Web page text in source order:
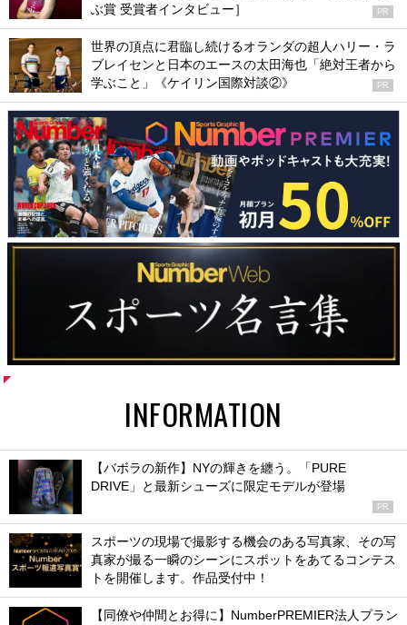
ぶ賞 受賞者インタビュー］
PR
世界の頂点に君臨し続けるオランダの超人ハリー・ラ
ブレイセンと日本のエースの太田海也「絶対王者から
学ぶこと」《ケイリン国際対談②》
PR
INFORMATION
【バボラの新作】NYの輝きを纏う。「PURE
DRIVE」と最新シューズに限定モデルが登場
PR
スポーツの現場で撮影する機会のある写真家、その写
真家が撮る一瞬のシーンにスポットをあてるコンテス
トを開催します。作品受付中！
【同僚や仲間とお得に】NumberPREMIER法人プラン